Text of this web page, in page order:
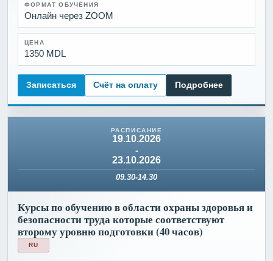
ФОРМАТ ОБУЧЕНИЯ
Онлайн через ZOOM
ЦЕНА
1350 MDL
Записаться Счёт на оплату Подробнее
19.10.2026
-
23.10.2026
09.30-14.30
Курсы по обучению в области охраны здоровья и
безопасности труда которые соответствуют
второму уровню подготовки (40 часов)
RU